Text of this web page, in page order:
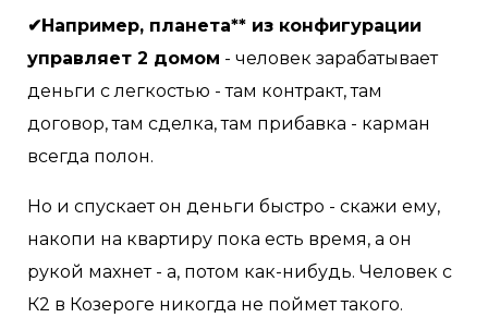
✔Например, планета** из конфигурации
управляет 2 домом - человек зарабатывает
деньги с легкостью - там контракт, там
договор, там сделка, там прибавка - карман
всегда полон.
Но и спускает он деньги быстро - скажи ему,
накопи на квартиру пока есть время, а он
рукой махнет - а, потом как-нибудь. Человек с
К2 в Козероге никогда не поймет такого.